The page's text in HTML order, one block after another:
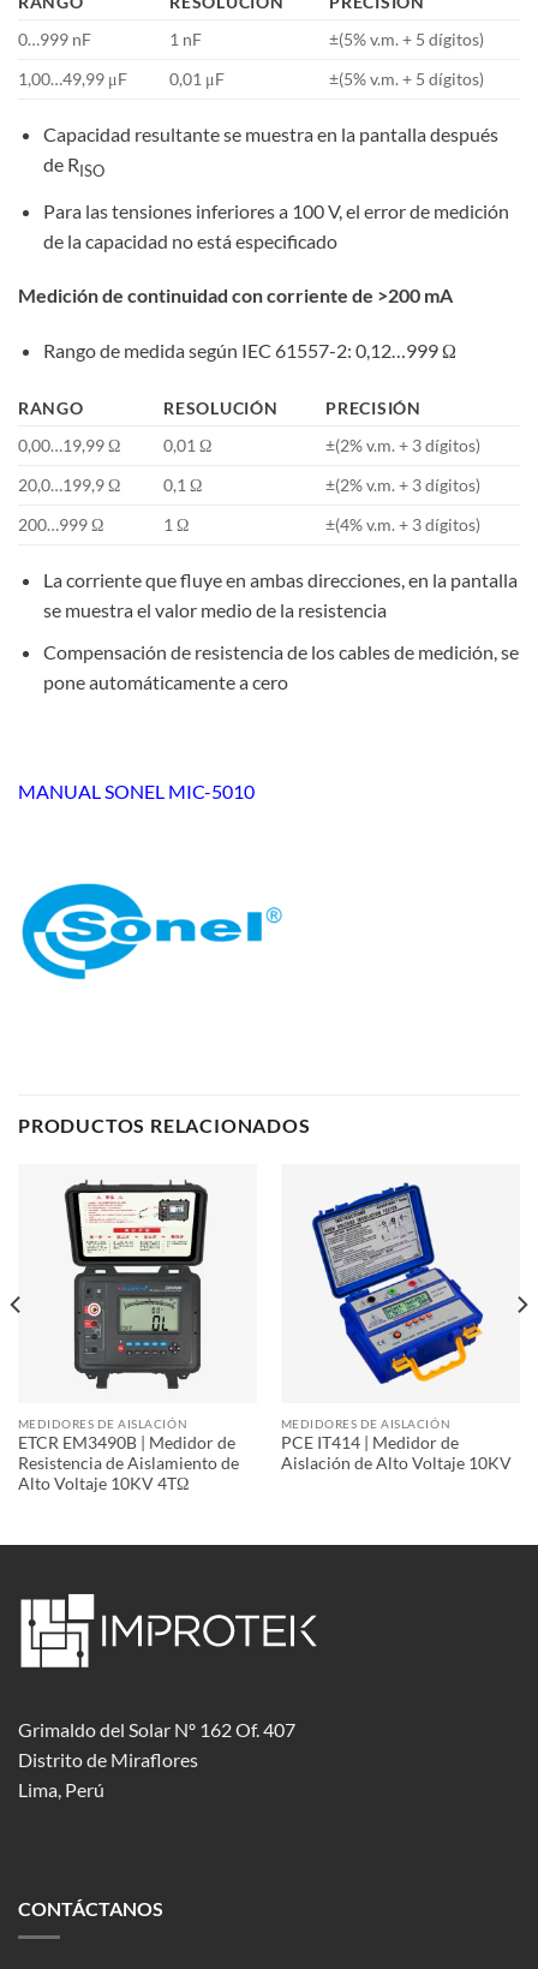
0…999 nF
1 nF
±(5% v.m. + 5 dígitos)
1,00…49,99 μF
0,01 μF ±(5% v.m. + 5 dígitos)
Capacidad resultante se muestra en la pantalla después
de RISO
Para las tensiones inferiores a 100 V, el error de medición
de la capacidad no está especificado
Medición de continuidad con corriente de >200 mA
Rango de medida según IEC 61557-2: 0,12…999 Ω
RANGO RESOLUCIÓN
PRECISIÓN
0,00…19,99 Ω
0,01 Ω
±(2% v.m. + 3 dígitos)
20,0…199,9 Ω
0,1 Ω
±(2% v.m. + 3 dígitos)
200…999 Ω
1 Ω ±(4% v.m. + 3 dígitos)
La corriente que fluye en ambas direcciones, en la pantalla
se muestra el valor medio de la resistencia
Compensación de resistencia de los cables de medición, se
pone automáticamente a cero
MANUAL SONEL MIC-5010
PRODUCTOS RELACIONADOS
MEDIDORES DE AISLACIÓN
ETCR EM3490B | Medidor de
Resistencia de Aislamiento de
Alto Voltaje 10KV 4TΩ
MEDIDORES DE AISLACIÓN
PCE IT414 | Medidor de
Aislación de Alto Voltaje 10KV
Grimaldo del Solar Nº 162 Of. 407
Distrito de Miraflores
Lima, Perú
CONTÁCTANOS